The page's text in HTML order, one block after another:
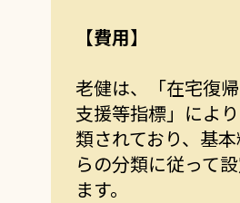
【費用】
老健は、「在宅復
支援等指標」によ
類されており、 基
らの分類に従って
ます。